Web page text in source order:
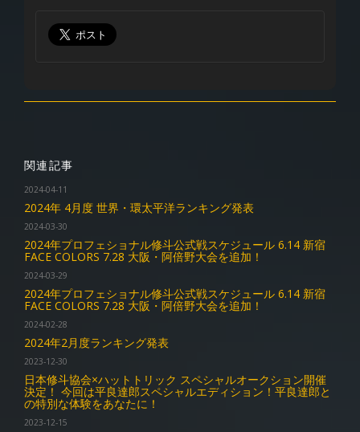
関連記事
2024-04-11
2024年 4月度 世界・環太平洋ランキング発表
2024-03-30
2024年プロフェショナル修斗公式戦スケジュール 6.14 新宿
FACE COLORS 7.28 大阪・阿倍野大会を追加！
2024-03-29
2024年プロフェショナル修斗公式戦スケジュール 6.14 新宿
FACE COLORS 7.28 大阪・阿倍野大会を追加！
2024-02-28
2024年2月度ランキング発表
2023-12-30
日本修斗協会×ハットトリック スペシャルオークション開催
決定！ 今回は平良達郎スペシャルエディション！平良達郎と
の特別な体験をあなたに！
2023-12-15